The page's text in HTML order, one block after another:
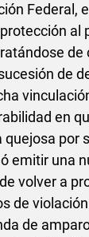
Federal,
al
de
de
en
quejosa por
emitir una
volver a
de
de